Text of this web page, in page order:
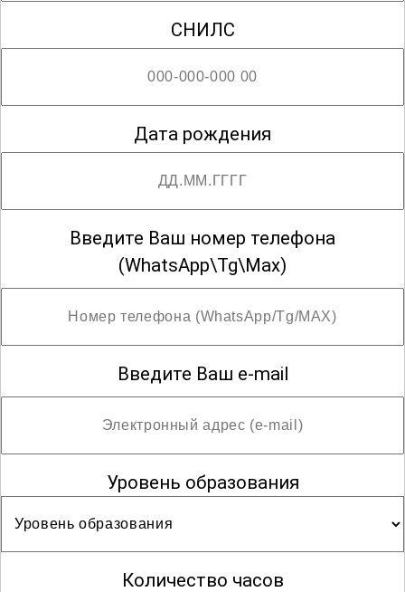
СНИЛС
Дата рождения
Введите Ваш номер телефона
(WhatsApp\Tg\Max)
Введите Ваш e-mail
Уровень образования
Количество часов